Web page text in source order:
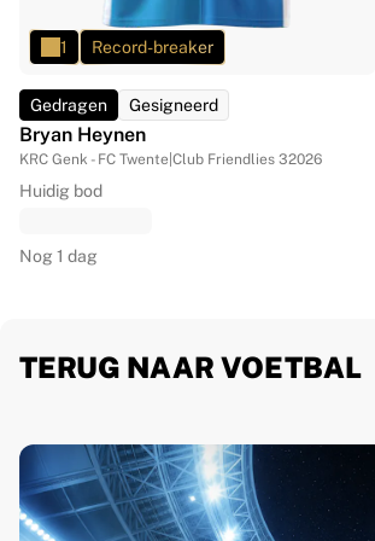
1 Record-breaker
Gedragen Gesigneerd
Bryan Heynen
KRC Genk - FC Twente Club Friendlies 32026
Huidig bod
Nog 1 dag
TERUG NAAR VOETBAL